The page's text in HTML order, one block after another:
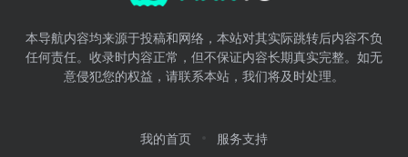
本导航内容均来源于投稿和网络，本站对其实际跳转后内容不负
任何责任。收录时内容正常，但不保证内容长期真实完整。如无
意侵犯您的权益，请联系本站，我们将及时处理。
我的首页 服务支持